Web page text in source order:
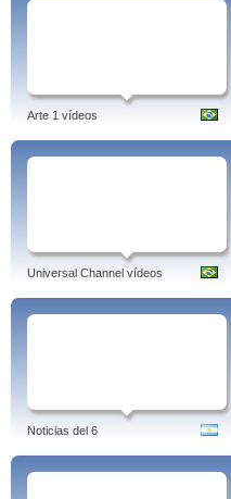
Arte 1 vídeos
Universal Channel vídeos
Noticias del 6